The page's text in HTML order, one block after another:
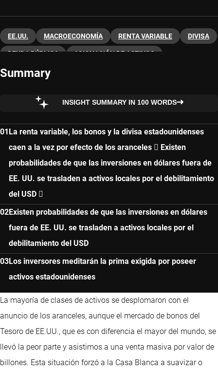
EE.UU. MACROECONOMÍA RENTA VARIABLE DIVISA
DEUDA PÚBLICA ASIGNACIÓN DE ACTIVOS
MULTIACTIVOS
Summary
INSIGHT SUMMARY IN 100 WORDS
La renta variable, los bonos y la divisa estadounidenses
caen a la vez por efecto de los aranceles  Existen
probabilidades de que las inversiones en dólares fuera de
EE. UU. se trasladen a activos locales por el debilitamiento
del USD 
Existen probabilidades de que las inversiones en dólares
fuera de EE. UU. se trasladen a activos locales por el
debilitamiento del USD
Los inversores meditarán la prima exigida por poseer
activos estadounidenses
La mayoría de clases de activos se desplomaron con el
anuncio de los aranceles, aunque el mercado de bonos del
Tesoro de EE.UU., que es con diferencia el mayor del mundo, se
llevó la peor parte y asistimos a una venta masiva por valor de
billones. Esta situación forzó a la Casa Blanca a suavizar o